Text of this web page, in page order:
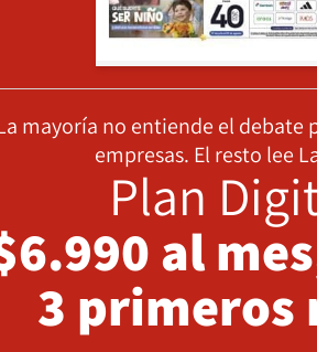
mayoría no entiende el debate
empresas. El resto lee
Plan
al
3 primeros